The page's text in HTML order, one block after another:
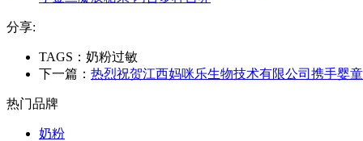
分享:
TAGS：奶粉过敏
下一篇： 热烈祝贺江西妈咪乐生物技术有限公司携手婴
热门品牌
奶粉